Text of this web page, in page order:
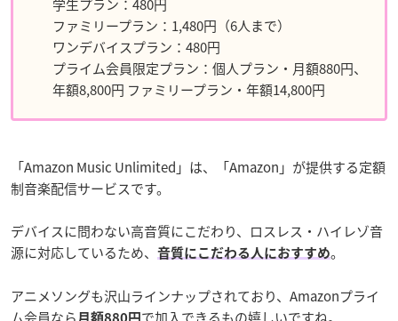
学生プラン：480円
ファミリープラン：1,480円（6人まで）
ワンデバイスプラン：480円
プライム会員限定プラン：個人プラン・月額880円、
年額8,800円 ファミリープラン・年額14,800円
「Amazon Music Unlimited」は、「Amazon」が提供する定額
制音楽配信サービスです。
デバイスに問わない高音質にこだわり、ロスレス・ハイレゾ音
源に対応しているため、
音質にこだわる人におすすめ。
アニメソングも沢山ラインナップされており、Amazonプライ
月額880円